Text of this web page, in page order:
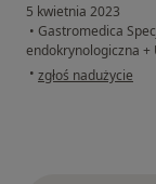
5 kwietnia 2023
• Gastromedica
endokrynologiczna +
• w opinii użytkownika
zgłoś nadużycie